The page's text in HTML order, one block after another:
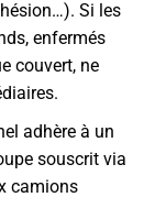
Si les
enfermés
couvert, ne
adhère à un
souscrit via
camions